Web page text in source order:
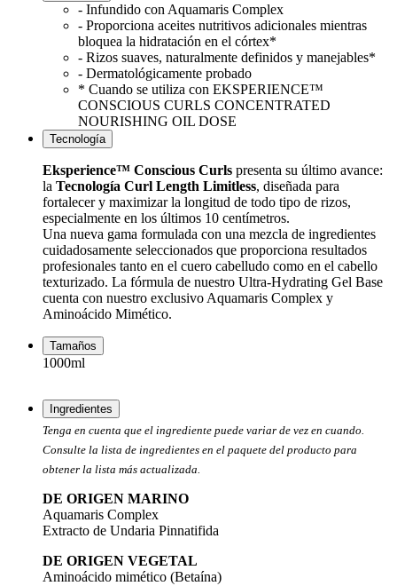
- Infundido con Aquamaris Complex
- Proporciona aceites nutritivos adicionales mientras
bloquea la hidratación en el córtex*
- Rizos suaves, naturalmente definidos y manejables*
- Dermatológicamente probado
* Cuando se utiliza con EKSPERIENCE™
CONSCIOUS CURLS CONCENTRATED
NOURISHING OIL DOSE
Tecnología
Eksperience™ Conscious Curls presenta su último avance:
la Tecnología Curl Length Limitless, diseñada para
fortalecer y maximizar la longitud de todo tipo de rizos,
especialmente en los últimos 10 centímetros.
Una nueva gama formulada con una mezcla de ingredientes
cuidadosamente seleccionados que proporciona resultados
profesionales tanto en el cuero cabelludo como en el cabello
texturizado. La fórmula de nuestro Ultra-Hydrating Gel Base
cuenta con nuestro exclusivo Aquamaris Complex y
Aminoácido Mimético.
Tamaños
1000ml
Ingredientes
Tenga en cuenta que el ingrediente puede variar de vez en cuando.
Consulte la lista de ingredientes en el paquete del producto para
obtener la lista más actualizada.
DE ORIGEN MARINO
Aquamaris Complex
Extracto de Undaria Pinnatifida
DE ORIGEN VEGETAL
Aminoácido mimético (Betaína)